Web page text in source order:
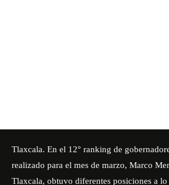
Tlaxcala. En el 12° ranking de
realizado para el mes de marzo, Marco
Tlaxcala, obtuvo diferentes posiciones a